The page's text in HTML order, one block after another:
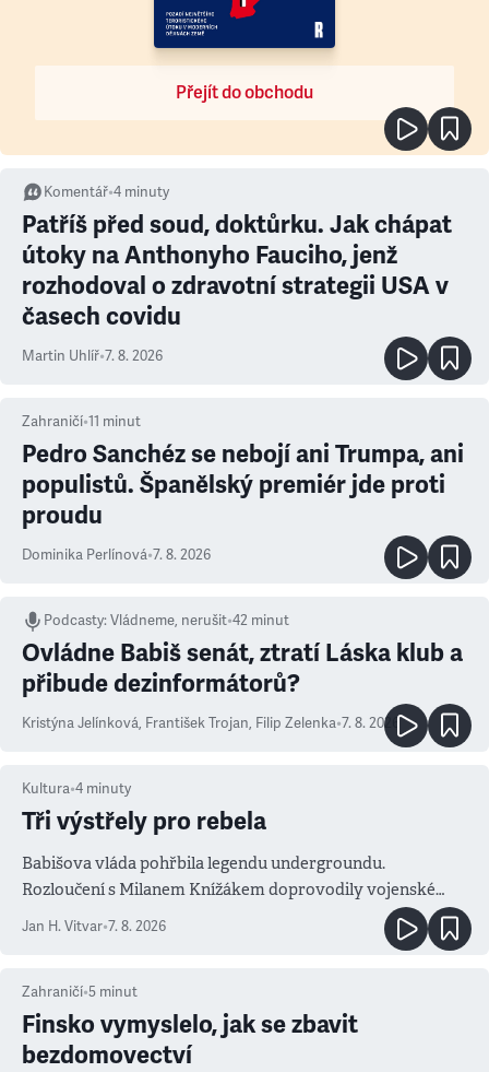
Přejít do obchodu
Komentář•4 minuty
Patříš před soud, doktůrku. Jak chápat
útoky na Anthonyho Fauciho, jenž
rozhodoval o zdravotní strategii USA v
časech covidu
Martin Uhlíř•7. 8. 2026
Zahraničí•11 minut
Pedro Sanchéz se nebojí ani Trumpa, ani
populistů. Španělský premiér jde proti
proudu
Dominika Perlínová•7. 8. 2026
Podcasty:Vládneme, nerušit•42 minut
Ovládne Babiš senát, ztratí Láska klub a
přibude dezinformátorů?
Kristýna Jelínková, František Trojan, Filip Zelenka•7. 8. 2026
Kultura•4 minuty
Tři výstřely pro rebela
Babišova vláda pohřbila legendu undergroundu.
Rozloučení s Milanem Knížákem doprovodily vojenské
salvy i kritika pokrokářů
Jan H. Vitvar•7. 8. 2026
Zahraničí•5 minut
Finsko vymyslelo, jak se zbavit
bezdomovectví